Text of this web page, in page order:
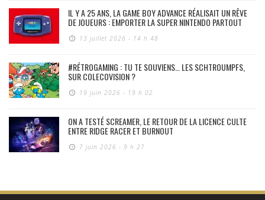
IL Y A 25 ANS, LA GAME BOY ADVANCE RÉALISAIT UN RÊVE
DE JOUEURS : EMPORTER LA SUPER NINTENDO PARTOUT
13 juillet 2026 - 14 h 48
#RÉTROGAMING : TU TE SOUVIENS… LES SCHTROUMPFS,
SUR COLECOVISION ?
19 juin 2026 - 19 h 02
ON A TESTÉ SCREAMER, LE RETOUR DE LA LICENCE CULTE
ENTRE RIDGE RACER ET BURNOUT
7 juin 2026 - 9 h 27